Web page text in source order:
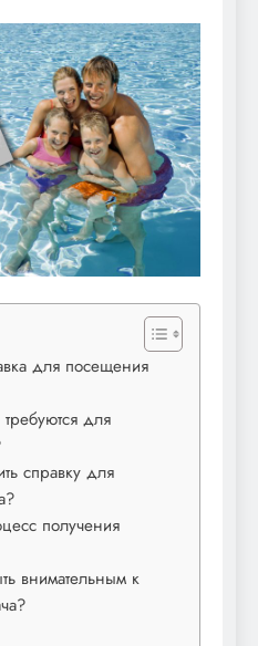
для посещения
для
справку для
получения
внимательным к